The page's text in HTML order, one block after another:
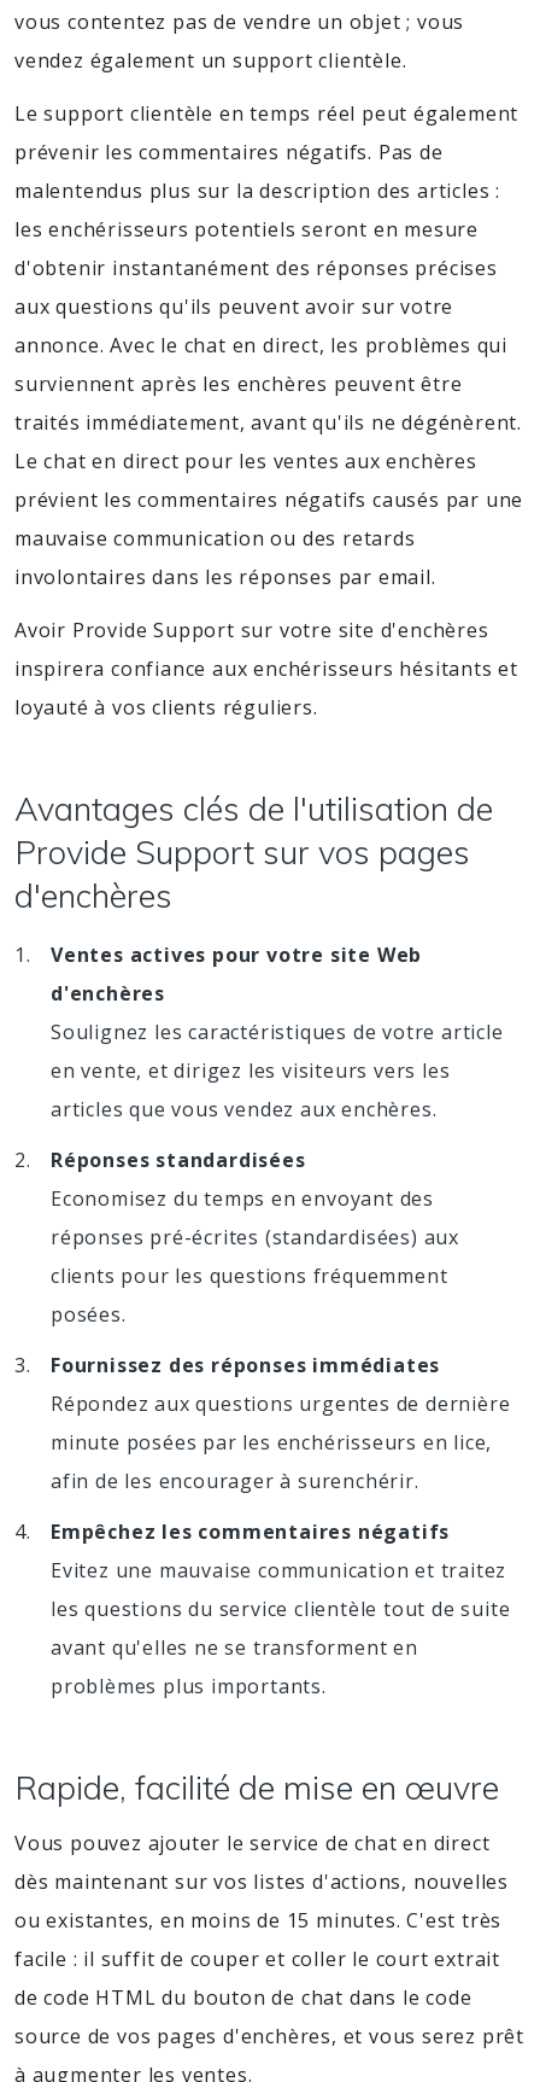
vous contentez pas de vendre un objet ; vous
vendez également un support clientèle.
Le support clientèle en temps réel peut également
prévenir les commentaires négatifs. Pas de
malentendus plus sur la description des articles :
les enchérisseurs potentiels seront en mesure
d'obtenir instantanément des réponses précises
aux questions qu'ils peuvent avoir sur votre
annonce. Avec le chat en direct, les problèmes qui
surviennent après les enchères peuvent être
traités immédiatement, avant qu'ils ne dégénèrent.
Le chat en direct pour les ventes aux enchères
prévient les commentaires négatifs causés par une
mauvaise communication ou des retards
involontaires dans les réponses par email.
Avoir Provide Support sur votre site d'enchères
inspirera confiance aux enchérisseurs hésitants et
loyauté à vos clients réguliers.
Avantages clés de l'utilisation de
Provide Support sur vos pages
d'enchères
Ventes actives pour votre site Web
d'enchères
Soulignez les caractéristiques de votre article
en vente, et dirigez les visiteurs vers les
articles que vous vendez aux enchères.
Réponses standardisées
Economisez du temps en envoyant des
réponses pré-écrites (standardisées) aux
clients pour les questions fréquemment
posées.
Fournissez des réponses immédiates
Répondez aux questions urgentes de dernière
minute posées par les enchérisseurs en lice,
afin de les encourager à surenchérir.
Empêchez les commentaires négatifs
Evitez une mauvaise communication et traitez
les questions du service clientèle tout de suite
avant qu'elles ne se transforment en
problèmes plus importants.
Rapide, facilité de mise en œuvre
Vous pouvez ajouter le service de chat en direct
dès maintenant sur vos listes d'actions, nouvelles
ou existantes, en moins de 15 minutes. C'est très
facile : il suffit de couper et coller le court extrait
de code HTML du bouton de chat dans le code
source de vos pages d'enchères, et vous serez prêt
à augmenter les ventes.